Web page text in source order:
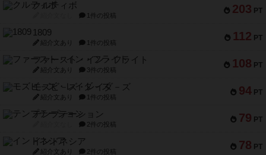
203 PT
クルティボ
1件の投稿
112 PT
1809
紹介文あり 1件の投稿
108 PT
ファースト・イン・フライト
紹介文あり 3件の投稿
94 PT
モズビ－ズ・レイダ－ズ
紹介文あり 1件の投稿
79 PT
テンプテーション
2件の投稿
78 PT
インドネシア
紹介文あり 2件の投稿